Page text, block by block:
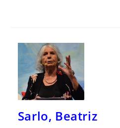
Sarlo, Beatriz